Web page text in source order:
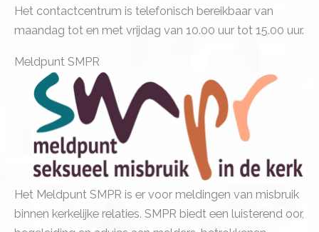
Het contactcentrum is telefonisch bereikbaar van
maandag tot en met vrijdag van 10.00 uur tot 15.00 uur.
Meldpunt SMPR
Het Meldpunt SMPR is er voor meldingen van misbruik
binnen kerkelijke relaties. SMPR biedt een luisterend oor,